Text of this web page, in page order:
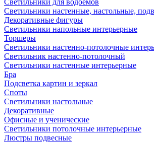
Светильники для водоемов
Светильники настенные, настольные,
Декоративные фигуры
Светильники напольные интерьерные
Торшеры
Светильники настенно-потолочные
Светильник настенно-потолочный
Светильники настенные интерьерные
Бра
Подсветка картин и зеркал
Споты
Светильники настольные
Декоративные
Офисные и ученические
Светильники потолочные интерьерные
Люстры подвесные